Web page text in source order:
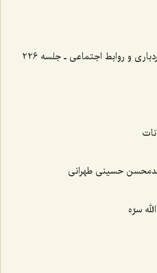
و روابط اجتماعی ـ جلسه 226
حسینی طهرانی
سرّه